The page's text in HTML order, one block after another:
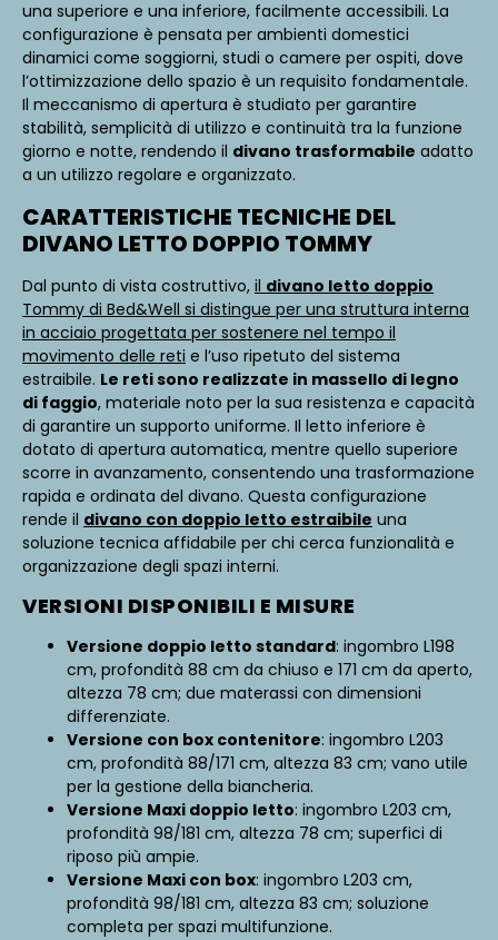
una superiore e una inferiore, facilmente accessibili. La
configurazione è pensata per ambienti domestici
dinamici come soggiorni, studi o camere per ospiti, dove
l’ottimizzazione dello spazio è un requisito fondamentale.
Il meccanismo di apertura è studiato per garantire
stabilità, semplicità di utilizzo e continuità tra la funzione
giorno e notte, rendendo il divano trasformabile adatto
a un utilizzo regolare e organizzato.
CARATTERISTICHE TECNICHE DEL
DIVANO LETTO DOPPIO TOMMY
Dal punto di vista costruttivo, il divano letto doppio
Tommy di Bed&Well si distingue per una struttura interna
in acciaio progettata per sostenere nel tempo il
movimento delle reti e l’uso ripetuto del sistema
estraibile. Le reti sono realizzate in massello di legno
di faggio, materiale noto per la sua resistenza e capacità
di garantire un supporto uniforme. Il letto inferiore è
dotato di apertura automatica, mentre quello superiore
scorre in avanzamento, consentendo una trasformazione
rapida e ordinata del divano. Questa configurazione
rende il divano con doppio letto estraibile una
soluzione tecnica affidabile per chi cerca funzionalità e
organizzazione degli spazi interni.
VERSIONI DISPONIBILI E MISURE
Versione doppio letto standard: ingombro L198
cm, profondità 88 cm da chiuso e 171 cm da aperto,
altezza 78 cm; due materassi con dimensioni
differenziate.
Versione con box contenitore: ingombro L203
cm, profondità 88/171 cm, altezza 83 cm; vano utile
per la gestione della biancheria.
Versione Maxi doppio letto: ingombro L203 cm,
profondità 98/181 cm, altezza 78 cm; superfici di
riposo più ampie.
Versione Maxi con box: ingombro L203 cm,
profondità 98/181 cm, altezza 83 cm; soluzione
completa per spazi multifunzione.